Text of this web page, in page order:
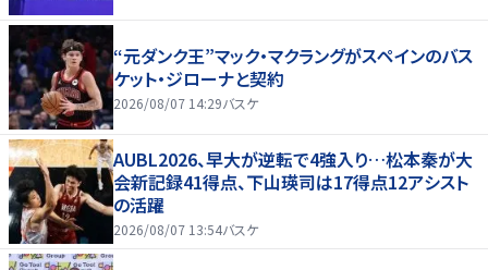
“元ダンク王”マック・マクラングがスペインのバス
ケット・ジローナと契約
2026/08/07 14:29バスケ
AUBL2026、早大が逆転で4強入り…松本秦が大
会新記録41得点、下山瑛司は17得点12アシスト
の活躍
2026/08/07 13:54バスケ